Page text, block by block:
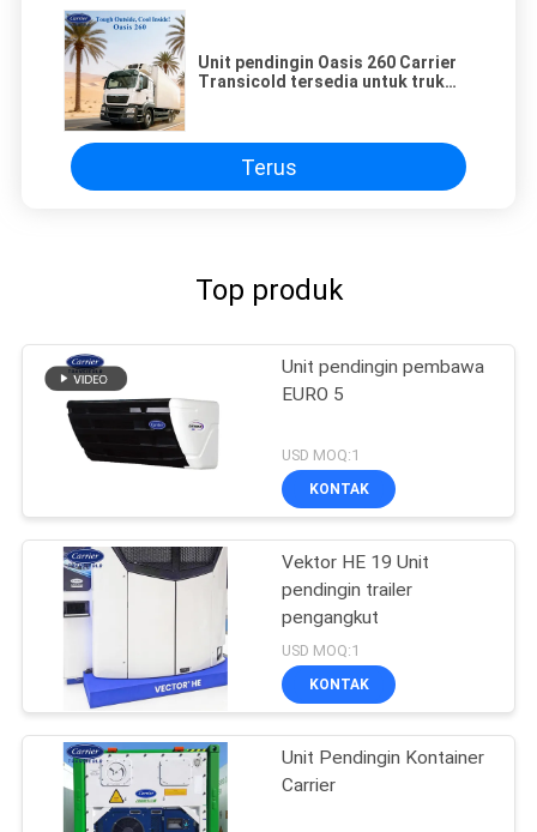
Unit pendingin Oasis 260 Carrier
Transicold tersedia untuk truk
derajat, harga bagus
Terus
Top produk
Unit pendingin pembawa
EURO 5
USD MOQ:1
KONTAK
Vektor HE 19 Unit
pendingin trailer
pengangkut
USD MOQ:1
KONTAK
Unit Pendingin Kontainer
Carrier